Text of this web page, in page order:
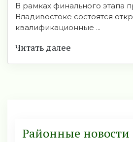
В рамках финального этапа
Владивостоке состоятся
квалификационные ...
Читать далее
Районные новости